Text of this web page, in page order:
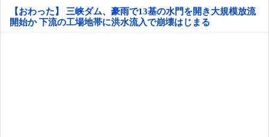
【おわった】 三峡ダム、豪雨で13基の水門を開き大規模放流
開始か 下流の工場地帯に洪水流入で崩壊はじまる